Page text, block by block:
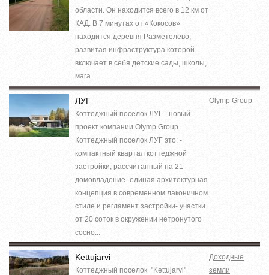
области. Он находится всего в 12 км от
КАД. В 7 минутах от «Кокосов»
находится деревня Разметелево,
развитая инфраструктура которой
включает в себя детские сады, школы,
мага...
ЛУГ
Коттеджный поселок ЛУГ - новый
проект компании Olymp Group.
Коттеджный поселок ЛУГ это: -
компактный квартал коттеджной
застройки, рассчитанный на 21
домовладение- единая архитектурная
концепция в современном лаконичном
стиле и регламент застройки- участки
от 20 соток в окружении нетронутого
сосно...
Olymp Group
Kettujarvi
Коттеджный поселок "Kettujarvi"
Доходные
земли